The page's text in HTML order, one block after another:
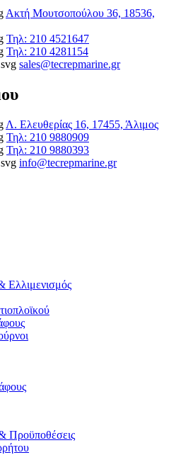
Ακτή Μουτσοπούλου 36, 18536,
Τηλ: 210 4521647
Τηλ: 210 4281154
sales@tecrepmarine.gr
Λ. Ελευθερίας 16, 17455, Άλιμος
Τηλ: 210 9880909
Τηλ: 210 9880393
info@tecrepmarine.gr
Ελλιμενισμός
Προϋποθέσεις